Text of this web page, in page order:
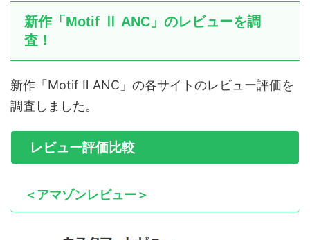
新作「Motif Ⅱ ANC」のレビューを調
査！
新作「Motif Ⅱ ANC」の各サイトのレビュー評価を
調査しました。
レビュー評価比較
＜アマゾンレビュー＞